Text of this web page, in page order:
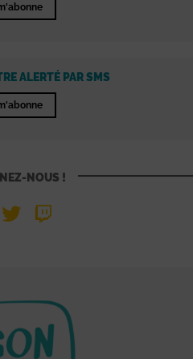
ALERTÉ PAR SMS
NOUS !